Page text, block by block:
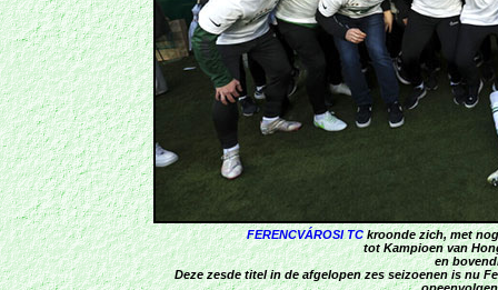
FERENCVÁROSI TCkroonde zich, met
tot Kampioen van
en
Deze zesde titel in de afgelopen zes seizoenen is nu